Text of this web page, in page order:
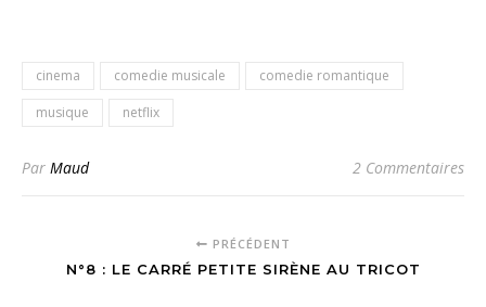
cinema comedie musicale
comedie romantique
musique
netflix
Par Maud 2 Commentaires
PRÉCÉDENT
N°8 : LE CARRÉ PETITE SIRÈNE AU TRICOT